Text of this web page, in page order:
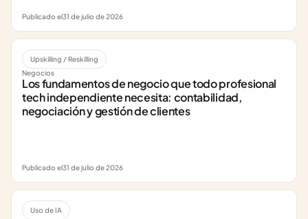
Publicado el31 de julio de 2026
Upskilling / Reskilling
Negocios
Los fundamentos de negocio que todo profesional
tech independiente necesita: contabilidad,
negociación y gestión de clientes
Publicado el31 de julio de 2026
Uso de IA